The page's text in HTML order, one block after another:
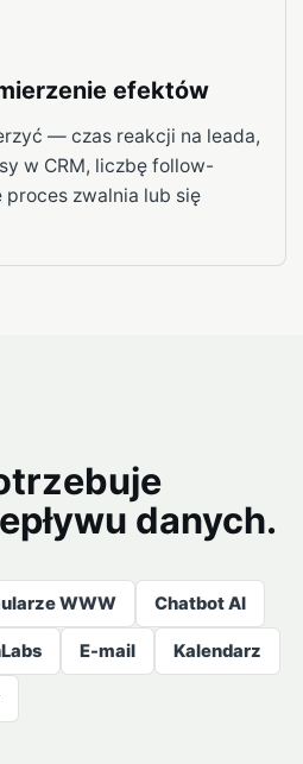
efektów
— czas reakcji na leada,
w CRM, liczbę follow-
zwalnia lub się
danych.
WWW Chatbot AI
E-mail Kalendarz